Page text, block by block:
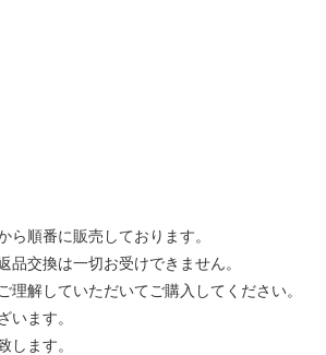
順番に販売しております。
交換は一切お受けできません。
解していただいてご購入してください。
ます。
ます。